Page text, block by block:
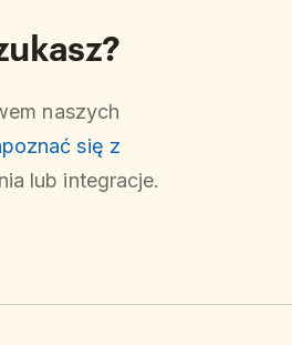
naszych
się z
lub integracje.